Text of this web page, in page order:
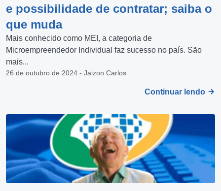
e possibilidade de contratar; saiba o
que muda
Mais conhecido como MEI, a categoria de
Microempreendedor Individual faz sucesso no país. São
mais...
26 de outubro de 2024 - Jaizon Carlos
Continuar lendo